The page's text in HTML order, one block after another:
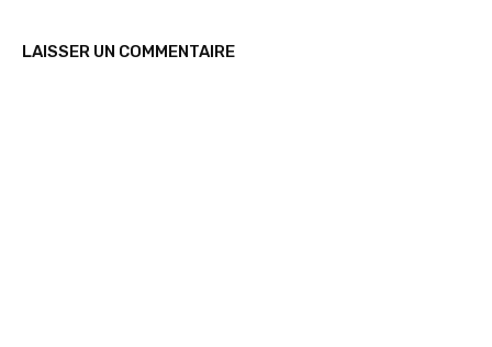
LAISSER UN COMMENTAIRE